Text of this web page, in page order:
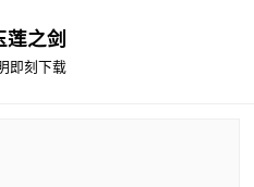
莲之剑
即刻下载